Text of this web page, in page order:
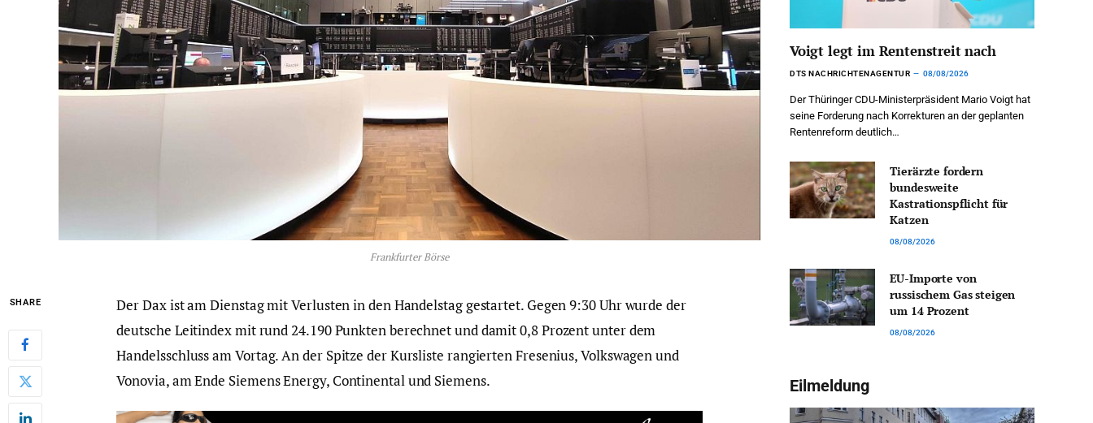
Frankfurter Börse
SHARE
Der Dax ist am Dienstag mit Verlusten in den Handelstag gestartet. Gegen 9:30 Uhr wurde der
deutsche Leitindex mit rund 24.190 Punkten berechnet und damit 0,8 Prozent unter dem
Handelsschluss am Vortag. An der Spitze der Kursliste rangierten Fresenius, Volkswagen und
Vonovia, am Ende Siemens Energy, Continental und Siemens.
Voigt legt im Rentenstreit nach
DTS NACHRICHTENAGENTUR 08/08/2026
Der Thüringer CDU-Ministerpräsident Mario Voigt hat
seine Forderung nach Korrekturen an der geplanten
Rentenreform deutlich…
Tierärzte fordern
bundesweite
Kastrationspflicht für
Katzen
08/08/2026
EU-Importe von
russischem Gas steigen
um 14 Prozent
08/08/2026
Eilmeldung